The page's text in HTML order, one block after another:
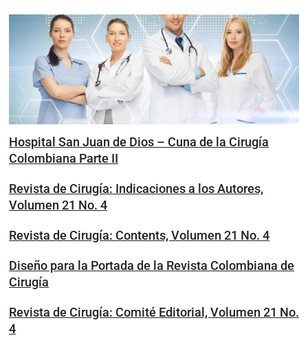
Hospital San Juan de Dios – Cuna de la Cirugía
Colombiana Parte II
Revista de Cirugía: Indicaciones a los Autores,
Volumen 21 No. 4
Revista de Cirugía: Contents, Volumen 21 No. 4
Diseño para la Portada de la Revista Colombiana de
Cirugía
Revista de Cirugía: Comité Editorial, Volumen 21 No.
4